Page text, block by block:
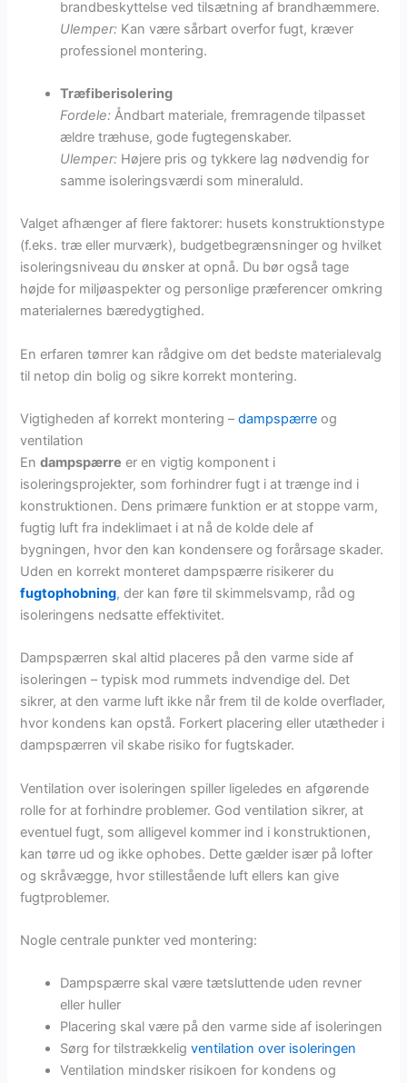
brandbeskyttelse ved tilsætning af brandhæmmere.
Ulemper: Kan være sårbart overfor fugt, kræver
professionel montering.
Træfiberisolering
Fordele: Åndbart materiale, fremragende tilpasset
ældre træhuse, gode fugtegenskaber.
Ulemper: Højere pris og tykkere lag nødvendig for
samme isoleringsværdi som mineraluld.
Valget afhænger af flere faktorer: husets konstruktionstype
(f.eks. træ eller murværk), budgetbegrænsninger og hvilket
isoleringsniveau du ønsker at opnå. Du bør også tage
højde for miljøaspekter og personlige præferencer omkring
materialernes bæredygtighed.
En erfaren tømrer kan rådgive om det bedste materialevalg
til netop din bolig og sikre korrekt montering.
Vigtigheden af korrekt montering –dampspærre og
ventilation
Endampspærre er en vigtig komponent i
isoleringsprojekter, som forhindrer fugt i at trænge ind i
konstruktionen. Dens primære funktion er at stoppe varm,
fugtig luft fra indeklimaet i at nå de kolde dele af
bygningen, hvor den kan kondensere og forårsage skader.
Uden en korrekt monteret dampspærre risikerer du
fugtophobning, der kan føre til skimmelsvamp, råd og
isoleringens nedsatte effektivitet.
Dampspærren skal altid placeres på den varme side af
isoleringen – typisk mod rummets indvendige del. Det
sikrer, at den varme luft ikke når frem til de kolde overflader,
hvor kondens kan opstå. Forkert placering eller utætheder i
dampspærren vil skabe risiko for fugtskader.
Ventilation over isoleringen spiller ligeledes en afgørende
rolle for at forhindre problemer. God ventilation sikrer, at
eventuel fugt, som alligevel kommer ind i konstruktionen,
kan tørre ud og ikke ophobes. Dette gælder især på lofter
og skråvægge, hvor stillestående luft ellers kan give
fugtproblemer.
Nogle centrale punkter ved montering:
Dampspærre skal være tætsluttende uden revner
eller huller
Placering skal være på den varme side af isoleringen
Sørg for tilstrækkeligventilation over isoleringen
Ventilation mindsker risikoen for kondens og